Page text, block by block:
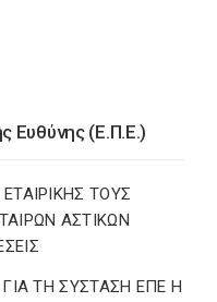
Ευθύνης (Ε.Π.Ε.)
ΤΟΥΣ
ΑΣΤΙΚΩΝ
ΤΗ ΣΥΣΤΑΣΗ ΕΠΕ Η